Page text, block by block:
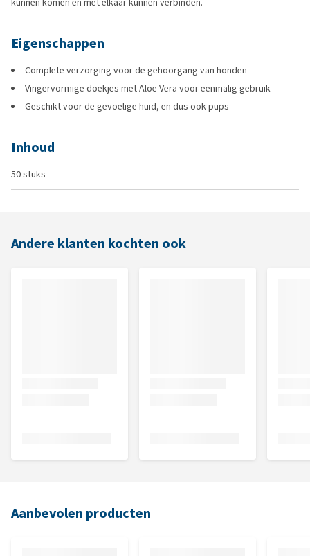
Eigenschappen
Complete verzorging voor de gehoorgang van honden
Vingervormige doekjes met Aloë Vera voor eenmalig gebruik
Geschikt voor de gevoelige huid, en dus ook pups
Inhoud
50 stuks
Andere klanten kochten ook
Aanbevolen producten